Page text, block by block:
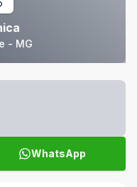
- MG
WhatsApp